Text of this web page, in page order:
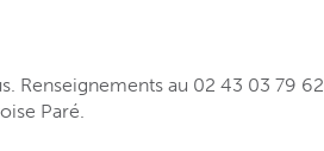
Renseignements au 02 43 03 79 62
Paré.